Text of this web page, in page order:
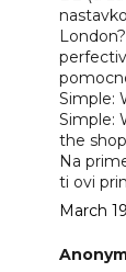
Simple:
Simple:
the
Na
ti ovi
March